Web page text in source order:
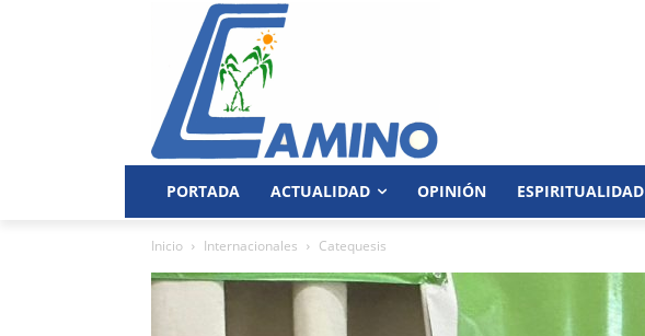
PORTADA ACTUALIDAD OPINIÓN ESPIRITUALIDAD
Inicio Internacionales Catequesis